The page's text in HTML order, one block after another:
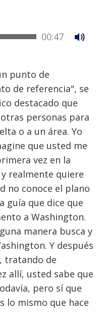
00:47
punto de
de referencia", se
destacado que
personas para
o a un área. Yo
que usted me
vez en la
realmente quiere
no conoce el plano
guía que dice que
a Washington.
manera busca y
Y después
tratando de
allí, usted sabe que
pero sí que
lo mismo que hace